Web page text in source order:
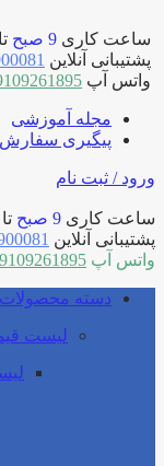
ساعت کاری 9 صبح تا
پشتیبانی آنلاین 021
واتس آپ
مجله آموزشی
پیگیری سفارش
ورود / ثبت نام
ساعت کاری 9 صبح تا
پشتیبانی آنلاین 021
واتس آپ
دسته محصولات
لیست